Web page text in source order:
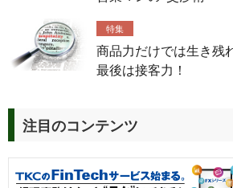
特集
商品力だけでは生き残
最後は接客力！
注目のコンテンツ